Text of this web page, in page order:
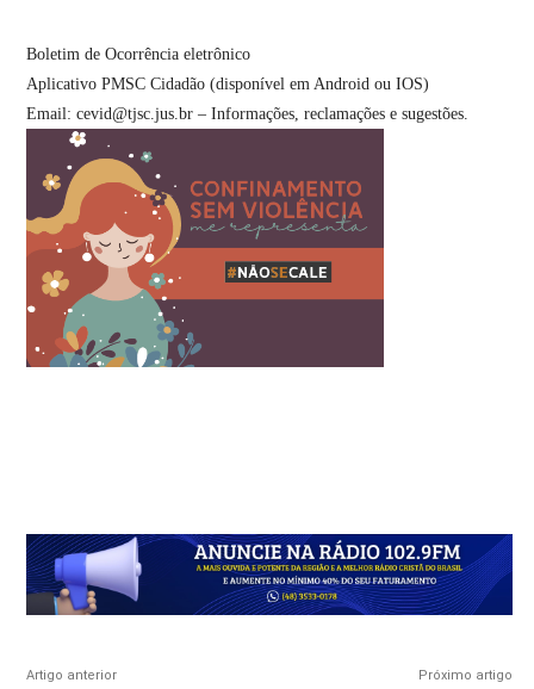
Boletim de Ocorrência eletrônico
Aplicativo PMSC Cidadão (disponível em Android ou IOS)
Email: cevid@tjsc.jus.br – Informações, reclamações e sugestões.
Artigo anterior Próximo artigo